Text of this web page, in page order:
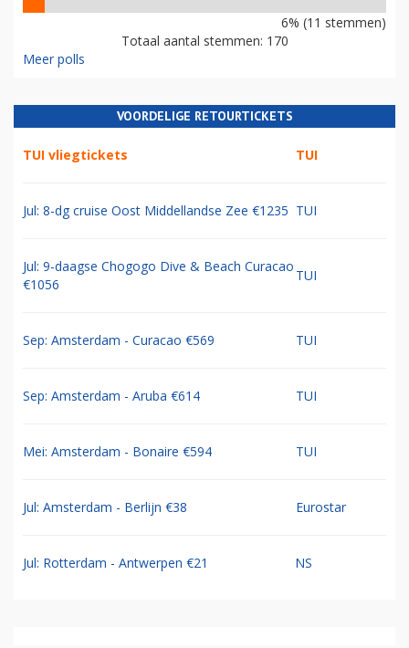
6% (11 stemmen)
Totaal aantal stemmen: 170
Meer polls
VOORDELIGE RETOURTICKETS
TUI vliegtickets TUI
Jul: 8-dg cruise Oost Middellandse Zee €1235 TUI
Jul: 9-daagse Chogogo Dive & Beach Curacao
€1056
TUI
Sep: Amsterdam - Curacao €569 TUI
Sep: Amsterdam - Aruba €614 TUI
Mei: Amsterdam - Bonaire €594 TUI
Jul: Amsterdam - Berlijn €38 Eurostar
Jul: Rotterdam - Antwerpen €21 NS